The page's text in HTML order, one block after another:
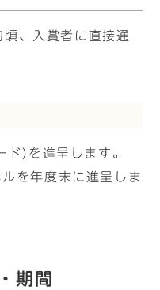
、入賞者に直接通
ド)を進呈します。
を年度末に進呈しま
期間